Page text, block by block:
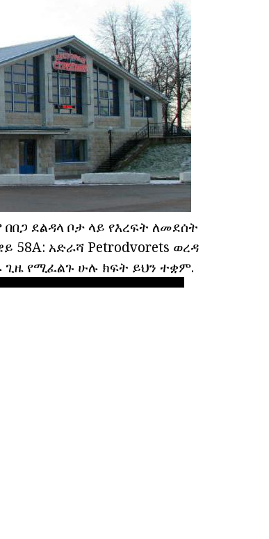
ደልዳላ ቦታ ላይ የእረፍት ለመደሰት
58A: አድራሻ Petrodvorets ወረዳ
ጊዜ የሚፈልጉ ሁሉ ክፍት ይህን ተቋም.